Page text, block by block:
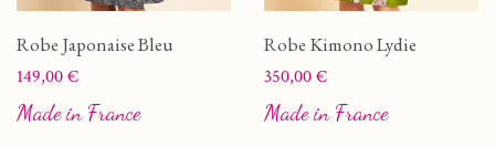
Robe Japonaise Bleu
Prix
149,00 €
Made in France
Robe Kimono Lydie
Prix
350,00 €
Made in France